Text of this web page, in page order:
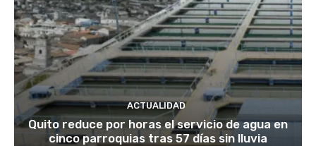
ACTUALIDAD
Quito reduce por horas el servicio de agua en
cinco parroquias tras 57 días sin lluvia